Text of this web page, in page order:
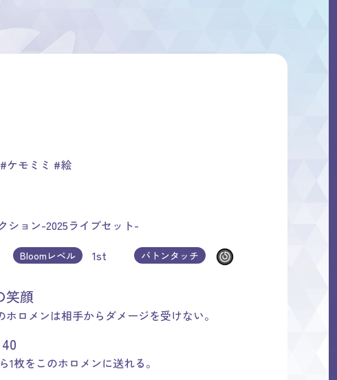
#ケモミミ #絵
ション-2025ライブセット-
Bloomレベル 1st バトンタッチ
笑顔
ロメンは相手からダメージを受けない。
1枚をこのホロメンに送れる。